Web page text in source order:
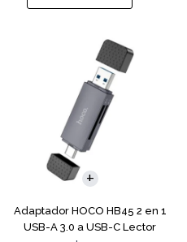
Adaptador HOCO HB45 2 en 1
USB-A 3.0 a USB-C Lector